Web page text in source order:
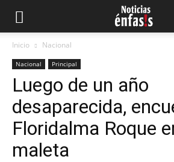
Inicio Nacional
Nacional Principal
Luego de un año
desaparecida,
Floridalma Roque
maleta